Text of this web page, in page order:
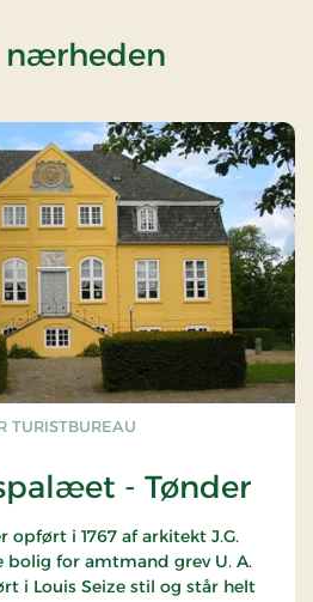
nærheden
TURISTBUREAU
- Tønder
i 1767 af arkitekt J.G.
bolig for amtmand grev U. A.
i Louis Seize stil og står helt